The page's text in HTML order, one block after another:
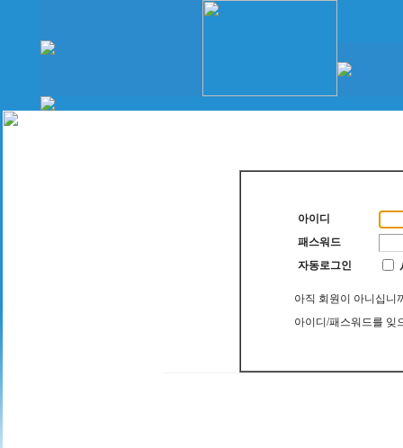
아이디
패스워드
자동로그인
아직 회원이 아니십
아이디/패스워드를